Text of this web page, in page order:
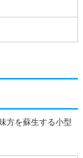
方を蘇生する小型